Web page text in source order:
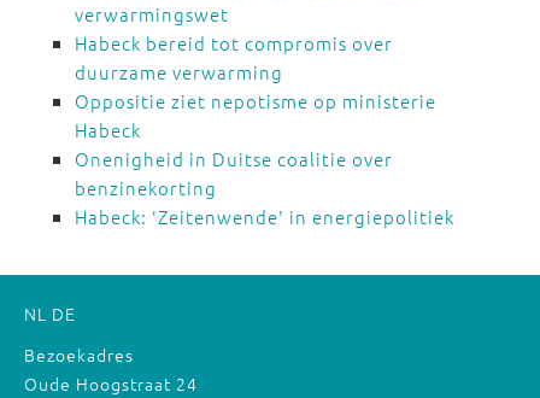
verwarmingswet
Habeck bereid tot compromis over
duurzame verwarming
Oppositie ziet nepotisme op ministerie
Habeck
Onenigheid in Duitse coalitie over
benzinekorting
Habeck: 'Zeitenwende' in energiepolitiek
NL DE
Bezoekadres
Oude Hoogstraat 24